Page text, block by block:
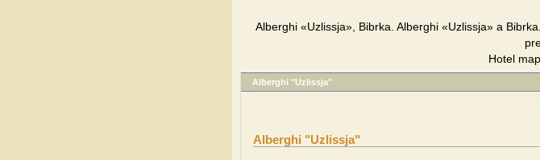
Alberghi «Uzlissja», Bibrka. Alberghi «Uzlissja» a
Hotel
Alberghi "Uzlissja"
Alberghi "Uzlissja"